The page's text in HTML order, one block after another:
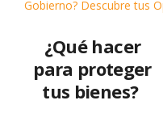
Gobierno? Descubre tus
¿Qué hacer
para proteger
tus bienes?